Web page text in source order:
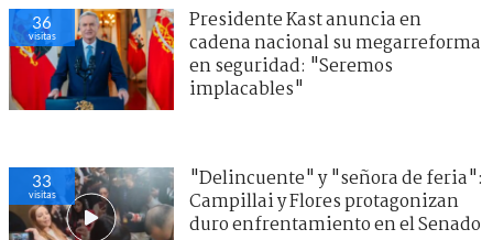
36
visitas
Presidente Kast anuncia en
cadena nacional su megarreforma
en seguridad: "Seremos
implacables"
33
visitas
"Delincuente" y "señora de feria":
Campillai y Flores protagonizan
duro enfrentamiento en el Senado